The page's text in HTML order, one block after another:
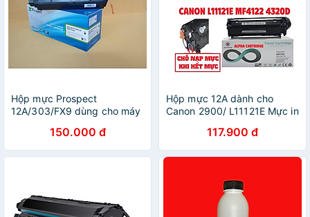
Hộp mực Prospect
12A/303/FX9 dùng cho máy
4320d, 4350d, 4380dn Hp
1020, 1022 hàng chính hãng
150.000 đ
Hộp mực 12A dành cho
Canon 2900/ L11121E Mực in
1010/1015/1020/3015/3020/
Canon L120, MF4122,
MF4150, MF4680, L140,
MF4350d 3000 FX9 FX10
CÓ LỔ ĐỔ MỰC Hàng chính
hãng Alpha Cartridge
117.900 đ